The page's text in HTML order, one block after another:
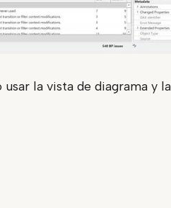
la vista de diagrama y